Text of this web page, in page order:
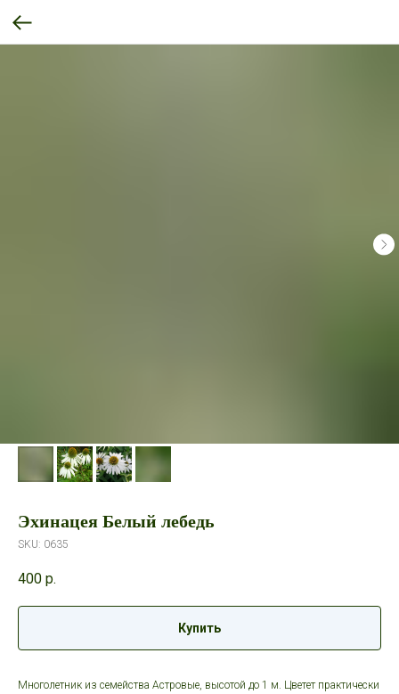
Эхинацея Белый лебедь
SKU: 0635
400 р.
Купить
Многолетник из семейства Астровые, высотой до 1 м. Цветет практически